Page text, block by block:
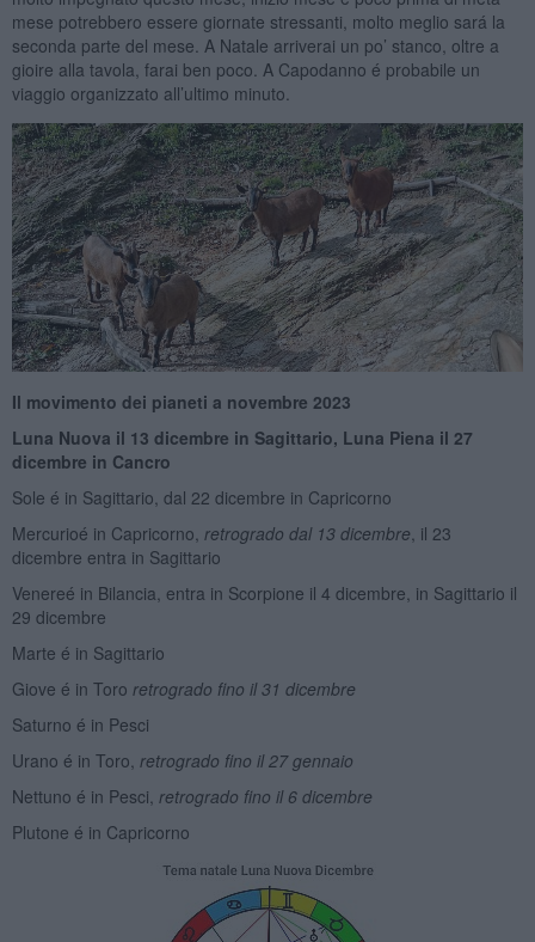
mese potrebbero essere giornate stressanti, molto meglio sará la
seconda parte del mese. A Natale arriverai un po’ stanco, oltre a
gioire alla tavola, farai ben poco. A Capodanno é probabile un
viaggio organizzato all’ultimo minuto.
Il movimento dei pianeti a novembre 2023
Luna Nuova il 13 dicembre in Sagittario, Luna Piena il 27
dicembre in Cancro
Sole é in Sagittario, dal 22 dicembre in Capricorno
Mercurioé in Capricorno, retrogrado dal 13 dicembre, il 23
dicembre entra in Sagittario
Venereé in Bilancia, entra in Scorpione il 4 dicembre, in Sagittario il
29 dicembre
Marte é in Sagittario
Giove é in Toro retrogrado fino il 31 dicembre
Saturno é in Pesci
Urano é in Toro, retrogrado fino il 27 gennaio
Nettuno é in Pesci, retrogrado fino il 6 dicembre
Plutone é in Capricorno